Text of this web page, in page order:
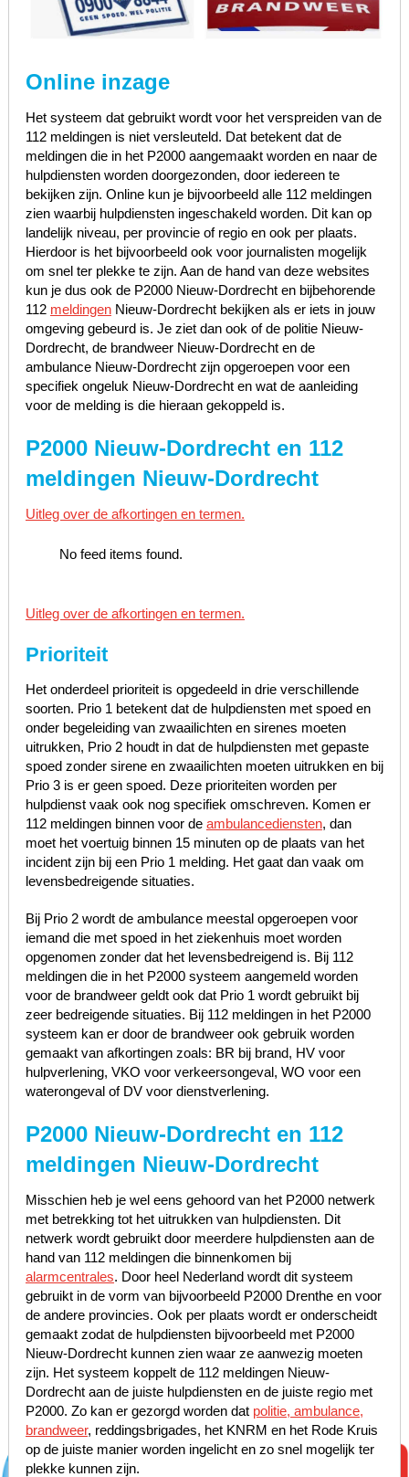
Online inzage
Het systeem dat gebruikt wordt voor het verspreiden van de
112 meldingen is niet versleuteld. Dat betekent dat de
meldingen die in het P2000 aangemaakt worden en naar de
hulpdiensten worden doorgezonden, door iedereen te
bekijken zijn. Online kun je bijvoorbeeld alle 112 meldingen
zien waarbij hulpdiensten ingeschakeld worden. Dit kan op
landelijk niveau, per provincie of regio en ook per plaats.
Hierdoor is het bijvoorbeeld ook voor journalisten mogelijk
om snel ter plekke te zijn. Aan de hand van deze websites
kun je dus ook de P2000 Nieuw-Dordrecht en bijbehorende
112 meldingenNieuw-Dordrecht bekijken als er iets in jouw
omgeving gebeurd is. Je ziet dan ook of de politie Nieuw-
Dordrecht, de brandweer Nieuw-Dordrecht en de
ambulance Nieuw-Dordrecht zijn opgeroepen voor een
specifiek ongeluk Nieuw-Dordrecht en wat de aanleiding
voor de melding is die hieraan gekoppeld is.
P2000 Nieuw-Dordrecht en 112
meldingen Nieuw-Dordrecht
Uitleg over de afkortingen en termen.
No feed items found.
Uitleg over de afkortingen en termen.
Prioriteit
Het onderdeel prioriteit is opgedeeld in drie verschillende
soorten. Prio 1 betekent dat de hulpdiensten met spoed en
onder begeleiding van zwaailichten en sirenes moeten
uitrukken, Prio 2 houdt in dat de hulpdiensten met gepaste
spoed zonder sirene en zwaailichten moeten uitrukken en bij
Prio 3 is er geen spoed. Deze prioriteiten worden per
hulpdienst vaak ook nog specifiek omschreven. Komen er
112 meldingen binnen voor de ambulancediensten, dan
moet het voertuig binnen 15 minuten op de plaats van het
incident zijn bij een Prio 1 melding. Het gaat dan vaak om
levensbedreigende situaties.
Bij Prio 2 wordt de ambulance meestal opgeroepen voor
iemand die met spoed in het ziekenhuis moet worden
opgenomen zonder dat het levensbedreigend is. Bij 112
meldingen die in het P2000 systeem aangemeld worden
voor de brandweer geldt ook dat Prio 1 wordt gebruikt bij
zeer bedreigende situaties. Bij 112 meldingen in het P2000
systeem kan er door de brandweer ook gebruik worden
gemaakt van afkortingen zoals: BR bij brand, HV voor
hulpverlening, VKO voor verkeersongeval, WO voor een
waterongeval of DV voor dienstverlening.
P2000 Nieuw-Dordrecht en 112
meldingen Nieuw-Dordrecht
Misschien heb je wel eens gehoord van het P2000 netwerk
met betrekking tot het uitrukken van hulpdiensten. Dit
netwerk wordt gebruikt door meerdere hulpdiensten aan de
hand van 112 meldingen die binnenkomen bij
alarmcentrales. Door heel Nederland wordt dit systeem
gebruikt in de vorm van bijvoorbeeld P2000 Drenthe en voor
de andere provincies. Ook per plaats wordt er onderscheidt
gemaakt zodat de hulpdiensten bijvoorbeeld met P2000
Nieuw-Dordrecht kunnen zien waar ze aanwezig moeten
zijn. Het systeem koppelt de 112 meldingen Nieuw-
Dordrecht aan de juiste hulpdiensten en de juiste regio met
P2000. Zo kan er gezorgd worden dat politie, ambulance,
brandweer, reddingsbrigades, het KNRM en het Rode Kruis
op de juiste manier worden ingelicht en zo snel mogelijk ter
plekke kunnen zijn.